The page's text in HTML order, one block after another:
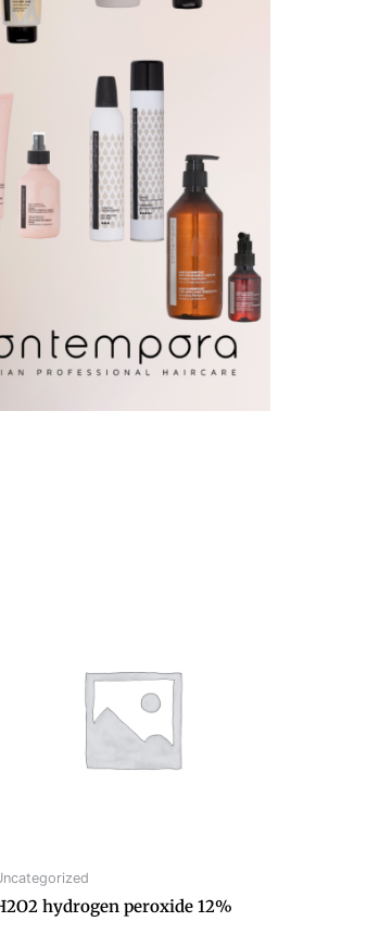
hydrogen peroxide 12%